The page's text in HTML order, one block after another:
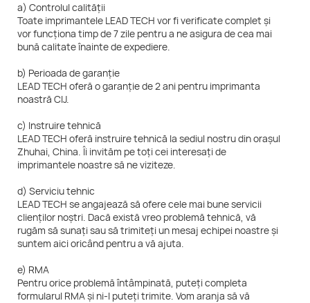
a) Controlul calității
Toate imprimantele LEAD TECH vor fi verificate complet și
vor funcționa timp de 7 zile pentru a ne asigura de cea mai
bună calitate înainte de expediere.
b) Perioada de garanție
LEAD TECH oferă o garanție de 2 ani pentru imprimanta
noastră CIJ.
c) Instruire tehnică
LEAD TECH oferă instruire tehnică la sediul nostru din orașul
Zhuhai, China. Îi invităm pe toți cei interesați de
imprimantele noastre să ne viziteze.
d) Serviciu tehnic
LEAD TECH se angajează să ofere cele mai bune servicii
clienților noștri. Dacă există vreo problemă tehnică, vă
rugăm să sunați sau să trimiteți un mesaj echipei noastre și
suntem aici oricând pentru a vă ajuta.
e) RMA
Pentru orice problemă întâmpinată, puteți completa
formularul RMA și ni-l puteți trimite. Vom aranja să vă